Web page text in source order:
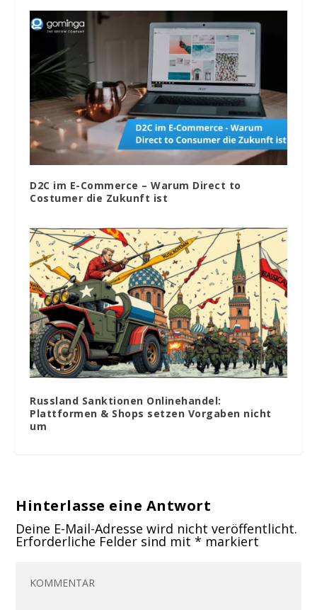
D2C im E-Commerce – Warum Direct to
Costumer die Zukunft ist
Russland Sanktionen Onlinehandel:
Plattformen & Shops setzen Vorgaben nicht
um
Hinterlasse eine Antwort
Deine E-Mail-Adresse wird nicht veröffentlicht.
Erforderliche Felder sind mit* markiert